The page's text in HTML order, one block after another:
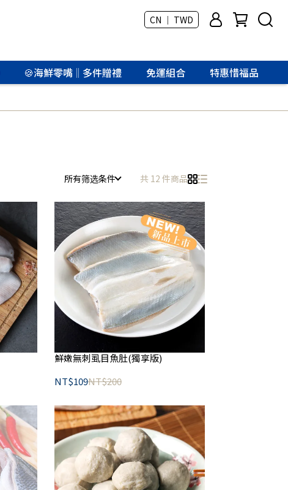
CN ｜ TWD
🍪海鮮零嘴‖多件贈禮 免運組合 特惠惜福品
所有筛选条件 共 12 件商品
鮮嫩無刺虱目魚肚(獨享版)
NT$109NT$200